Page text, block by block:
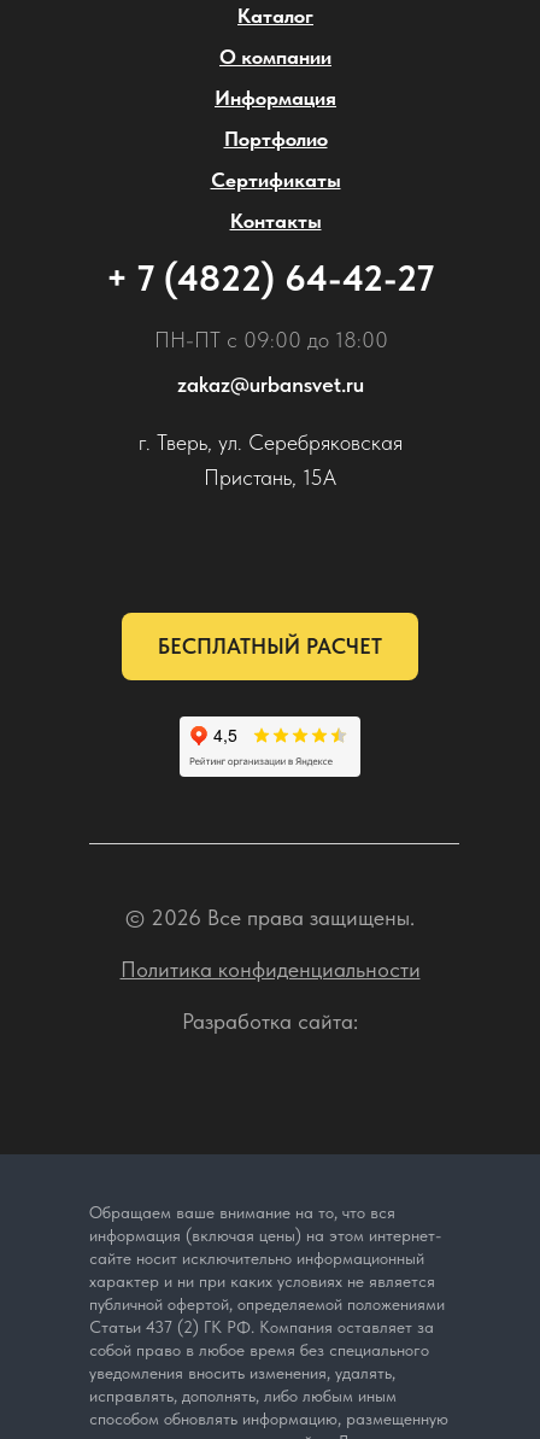
Каталог
О компании
Информация
Портфолио
Сертификаты
Контакты
ПН-ПТ с 09:00 до 18:00
г. Тверь, ул. Серебряковская
Пристань, 15А
БЕСПЛАТНЫЙ РАСЧЕТ
© 2026 Все права защищены.
Разработка сайта:
Политика конфиденциальности
+ 7 (4822) 64-42-27
zakaz@urbansvet.ru
Обращаем ваше внимание на то, что вся
информация (включая цены) на этом интернет-
сайте носит исключительно информационный
характер и ни при каких условиях не является
публичной офертой, определяемой положениями
Статьи 437 (2) ГК РФ. Компания оставляет за
собой право в любое время без специального
уведомления вносить изменения, удалять,
исправлять, дополнять, либо любым иным
способом обновлять информацию, размещенную